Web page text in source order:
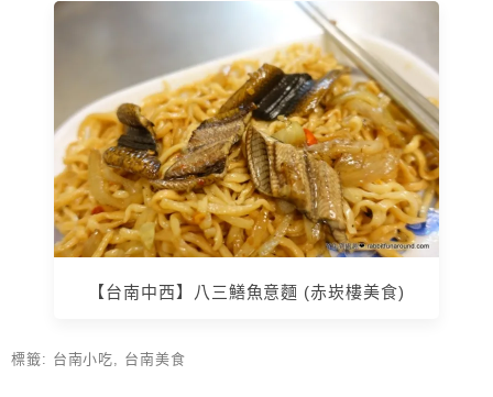
【台南中西】八三鱔魚意麵 (赤崁樓美食)
標籤: 台南小吃, 台南美食